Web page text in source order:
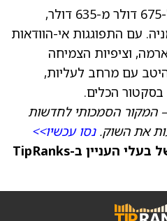
) ל-675 דולר מ-635 דולר,
עם התפוגגות אי-הוודאות
וציפיות הצמיחה
עם מרחב לעליות,
הכלים.
– המקור הסמכותי לחדשות
את השוק.נסו עכשיו>>
ראו את המניות החמות של בעלי העניין ב-TipRanks